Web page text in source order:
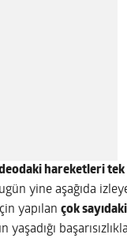
hareketleri
yine aşağıda
yapılan çok